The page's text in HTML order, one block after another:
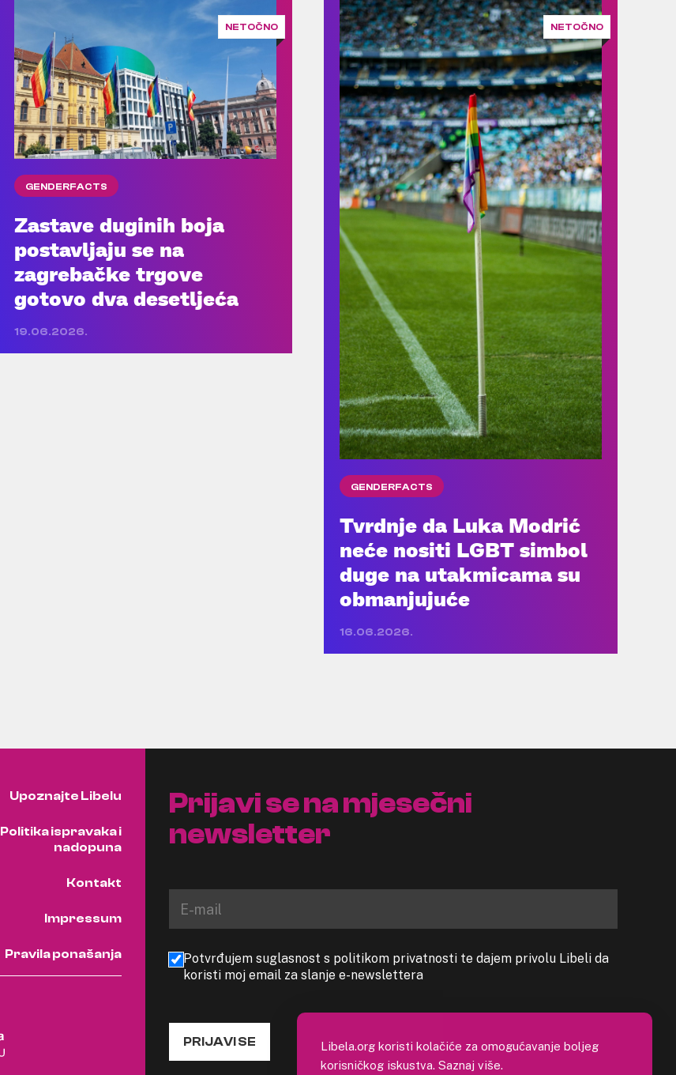
NETOČNO
GENDERFACTS
Zastave duginih boja
postavljaju se na
zagrebačke trgove
gotovo dva desetljeća
19.06.2026.
NETOČNO
GENDERFACTS
Tvrdnje da Luka Modrić
neće nositi LGBT simbol
duge na utakmicama su
obmanjujuće
16.06.2026.
Upoznajte Libelu
Politika ispravaka i
nadopuna
Kontakt
Impressum
Pravila ponašanja
Prijavi se na mjesečni
newsletter
Potvrđujem suglasnost s politikom privatnosti te dajem privolu Libeli da
koristi moj email za slanje e-newslettera
PRIJAVI SE
Libela.org koristi kolačiće za omogućavanje boljeg
korisničkog iskustva. Saznaj više.